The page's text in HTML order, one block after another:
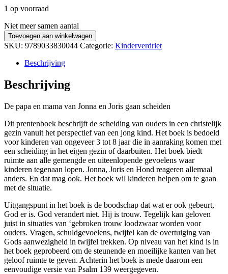
1 op voorraad
Niet meer samen aantal
Toevoegen aan winkelwagen
SKU: 9789033830044 Categorie: Kinderverdriet
Beschrijving
Beschrijving
De papa en mama van Jonna en Joris gaan scheiden
Dit prentenboek beschrijft de scheiding van ouders in een christelijk
gezin vanuit het perspectief van een jong kind. Het boek is bedoeld
voor kinderen van ongeveer 3 tot 8 jaar die in aanraking komen met
een scheiding in het eigen gezin of daarbuiten. Het boek biedt
ruimte aan alle gemengde en uiteenlopende gevoelens waar
kinderen tegenaan lopen. Jonna, Joris en Hond reageren allemaal
anders. En dat mag ook. Het boek wil kinderen helpen om te gaan
met de situatie.
Uitgangspunt in het boek is de boodschap dat wat er ook gebeurt,
God er is. God verandert niet. Hij is trouw. Tegelijk kan geloven
juist in situaties van ‘gebroken trouw loodzwaar worden voor
ouders. Vragen, schuldgevoelens, twijfel kan de overtuiging van
Gods aanwezigheid in twijfel trekken. Op niveau van het kind is in
het boek geprobeerd om de steunende en moeilijke kanten van het
geloof ruimte te geven. Achterin het boek is mede daarom een
eenvoudige versie van Psalm 139 weergegeven.